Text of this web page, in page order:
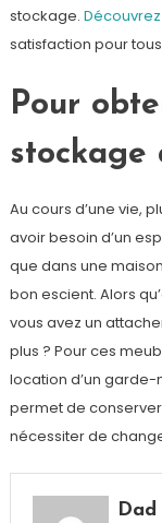
stockage.
satisfaction pour
Pour
stockage
Au cours d’une vie,
avoir besoin d’un
que dans une
bon escient. Alors
vous avez un
plus ? Pour ces
location d’un garde-
permet de
nécessiter de
Dad